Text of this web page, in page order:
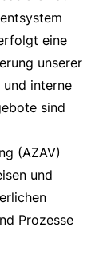
eine
unserer
interne
sind
(AZAV)
und
Prozesse